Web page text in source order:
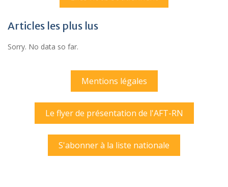
Articles les plus lus
Sorry. No data so far.
Mentions légales
Le flyer de présentation de l'AFT-RN
S'abonner à la liste nationale